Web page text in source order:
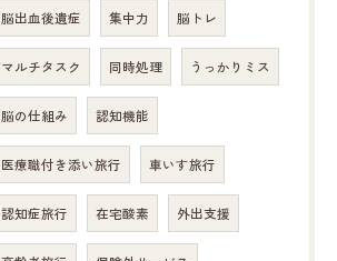
脳出血後遺症 集中力 脳トレ
マルチタスク 同時処理 うっかりミス
脳の仕組み 認知機能
医療職付き添い旅行 車いす旅行
認知症旅行 在宅酸素 外出支援